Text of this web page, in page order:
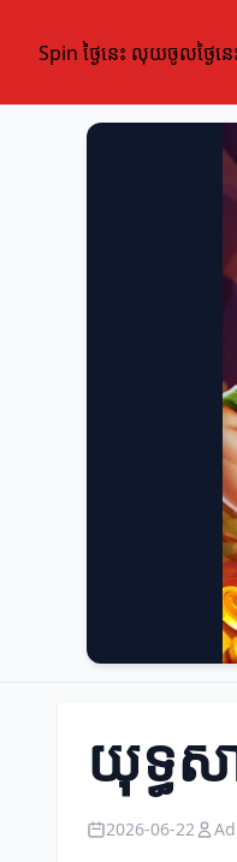
Spin ថ្ងៃនេះ លុយចូលថ្ងៃនេ
យុទ្ធស
2026-06-22